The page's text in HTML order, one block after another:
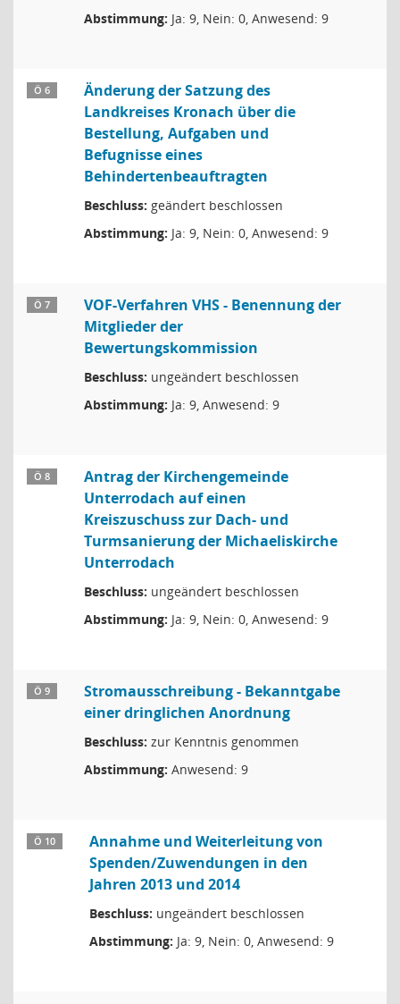
Abstimmung: Ja: 9, Nein: 0, Anwesend: 9
Ö 6
Änderung der Satzung des
Landkreises Kronach über die
Bestellung, Aufgaben und
Befugnisse eines
Behindertenbeauftragten
Beschluss: geändert beschlossen
Abstimmung: Ja: 9, Nein: 0, Anwesend: 9
Ö 7
VOF-Verfahren VHS - Benennung der
Mitglieder der
Bewertungskommission
Beschluss: ungeändert beschlossen
Abstimmung: Ja: 9, Anwesend: 9
Ö 8
Antrag der Kirchengemeinde
Unterrodach auf einen
Kreiszuschuss zur Dach- und
Turmsanierung der Michaeliskirche
Unterrodach
Beschluss: ungeändert beschlossen
Abstimmung: Ja: 9, Nein: 0, Anwesend: 9
Ö 9
Stromausschreibung - Bekanntgabe
einer dringlichen Anordnung
Beschluss: zur Kenntnis genommen
Abstimmung: Anwesend: 9
Ö 10
Annahme und Weiterleitung von
Spenden/Zuwendungen in den
Jahren 2013 und 2014
Beschluss: ungeändert beschlossen
Abstimmung: Ja: 9, Nein: 0, Anwesend: 9